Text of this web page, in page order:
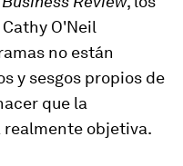
O'Neil
no están
y sesgos propios de
que la
objetiva.